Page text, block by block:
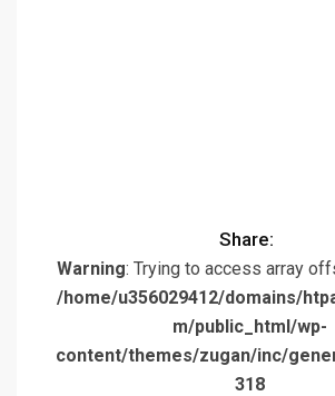
Share:
Warning: Trying to access array
/home/u356029412/domains/
m/public_html/wp-
content/themes/zugan/inc/
318